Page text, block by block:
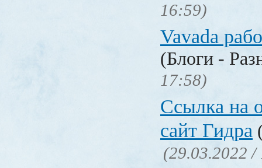
16:59)
Vavada
(Блоги -
17:58)
Ссылка на
сайт Гидра
(29.03.2022 /